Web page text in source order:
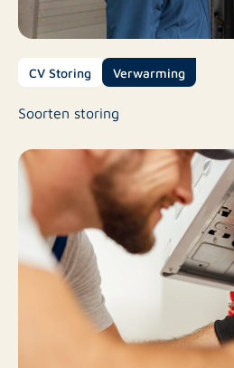
CV Storing Verwarming
Soorten storing